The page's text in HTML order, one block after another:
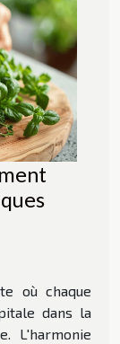
où chaque
dans la
L'harmonie